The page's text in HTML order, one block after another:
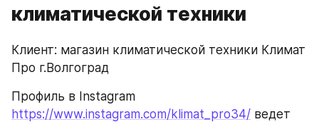
климатической техники
Клиент: магазин климатической техники Климат
Про г.Волгоград
https://www.instagram.com/klimat_pro34/ ведет